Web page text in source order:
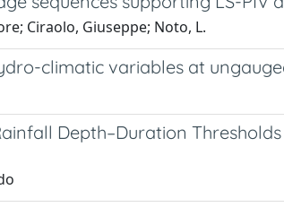
Ciraolo, Giuseppe; Noto, L.
climatic variables at
Depth–Duration